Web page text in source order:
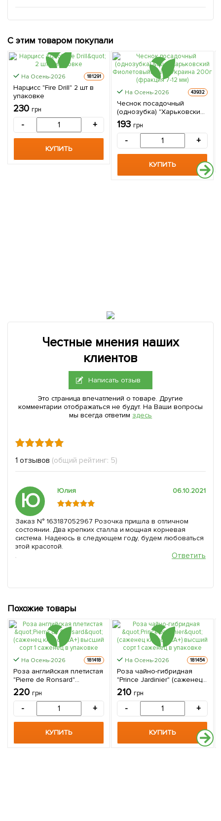
С этим товаром покупали
На Осень-2026 181291
Нарцисс "Fire Drill" 2 шт в
упаковке
230 грн
- +
КУПИТЬ
На Осень-2026 43932
Чеснок посадочный
(однозубка) "Харьковский
Фиолетовый" Украина
200г (фракция 7-12 мм)
193 грн
- +
КУПИТЬ
Честные мнения наших
клиентов
Написать отзыв
Это страница впечатлений о товаре. Другие
комментарии отображаться не будут. На Ваши вопросы
мы всегда ответим здесь
1 отзывов (общий рейтинг: 5)
Ю Юлия 06.10.2021
Заказ N° 163187052967 Розочка пришла в отличном
состоянии. Два крепких сталла и мощная корневая
система. Надеюсь в следующем году, будем любоваться
этой красотой.
Ответить
Похожие товары
На Осень-2026 181418
Роза английская плетистая
"Pierre de Ronsard"
(саженец класса АА+)
высший сорт 1 саженец в
220 грн
- +
КУПИТЬ
На Осень-2026 181454
Роза чайно-гибридная
"Prince Jardinier" (саженец
класса АА+) высший сорт 1
саженец в упаковке
210 грн
- +
КУПИТЬ